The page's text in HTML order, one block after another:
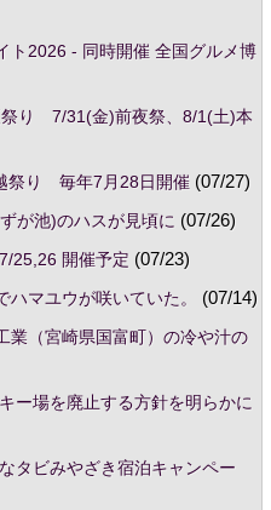
ト2026 - 同時開催 全国グルメ博
り 7/31(金)前夜祭、8/1(土)本
祭り 毎年7月28日開催(07/27)
が池)のハスが見頃に (07/26)
25,26 開催予定 (07/23)
マユウが咲いていた。
(07/14)
（宮崎県国富町）の冷や汁の
ー場を廃止する方針を明らかに
タビみやざき宿泊キャンペー